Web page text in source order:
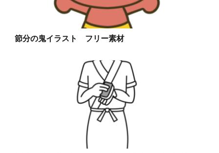
節分の鬼イラスト フリー素材